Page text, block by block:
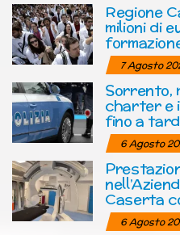
Regione
milioni di
7 Agosto
Sorrento,
charter e
fino a
6 Agosto
Caserta
6 Agosto